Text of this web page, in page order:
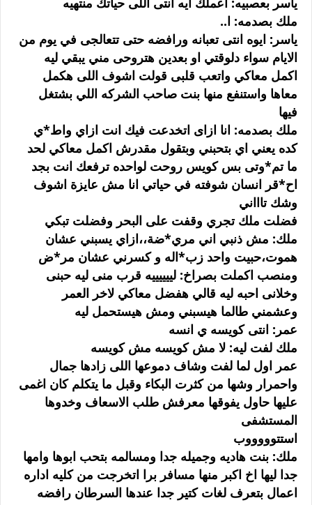
ملك بصدمه: ا..
ياسر: ايوه انتى تعبانه ورافضه حتى تتعالجى في يوم من
الايام سواء دلوقتي او بعدين هتروحى مني يبقي ليه
اكمل معاكي واتعب قلبى قولت اشوف اللى هكمل
معاها واستنفع منها بنت صاحب الشركه اللي بشتغل
فيها
ملك بصدمه: انا ازاى اتخدعت فيك انت ازاي واط*ي
كده يعني اي بتحبني وبتقول مقدرش اكمل معاكي لحد
ما تم*وتى بس كويس روحت لواحده ترفعك انت بجد
اح*قر انسان شوفته في حياتي انا مش عايزة اشوف
وشك تاااني
فضلت ملك تجري وقفت على البحر وفضلت تبكي
ملك: مش ذنبي اني مري*ضة،،ازاي يسبني عشان
هموت،حبيت واحد زب*اله و كسرني عشان مر*ض
ومنصب اكملت بصراخ: لييييييه قرب منى ليه حبنى
وخلانى احبه ليه قالي هفضل معاكي لاخر العمر
وعشمني طالما هيسبني ومش هيستحمل ليه
عمر: انتى كويسه ي انسه
ملك لفت ليه: لا مش كويسه مش كويسه
عمر اول لما لفت وشاف دموعها اللى زادها جمال
واحمرار وشها من كثرت البكاء وقبل ما يتكلم كان اغمى
عليها حاول يفوقها معرفش طلب الاسعاف وخدوها
المستشفى
استتوووووب
ملك: بنت هاديه وجميله جدا ومسالمه بتحب ابوها وامها
جدا ليها اخ اكبر منها مسافر برا اتخرجت من كليه اداره
اعمال بتعرف لغات كتير جدا عندها السرطان رافضه